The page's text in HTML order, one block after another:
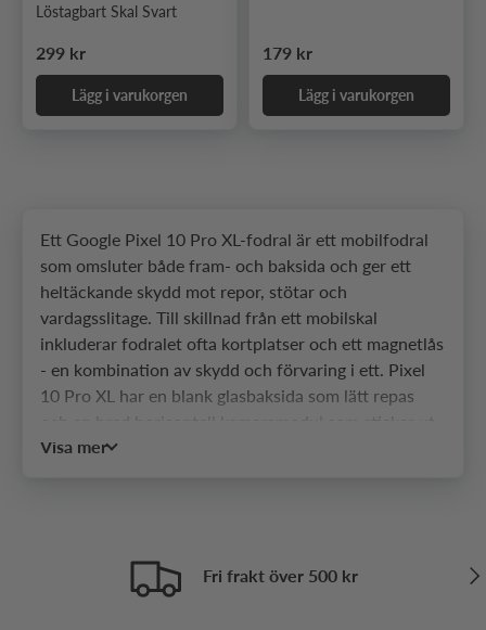
Löstagbart Skal Svart
Ordinarie pris
299 kr
Lägg i varukorgen
Ordinarie pris
179 kr
Lägg i varukorgen
Ett Google Pixel 10 Pro XL-fodral är ett mobilfodral
som omsluter både fram- och baksida och ger ett
heltäckande skydd mot repor, stötar och
vardagsslitage. Till skillnad från ett mobilskal
inkluderar fodralet ofta kortplatser och ett magnetlås
- en kombination av skydd och förvaring i ett. Pixel
10 Pro XL har en blank glasbaksida som lätt repas
markant från baksidan, vilket gör passformen extra
Vilka typer av fodral passar
Visa mer
Fri frakt över 500 kr